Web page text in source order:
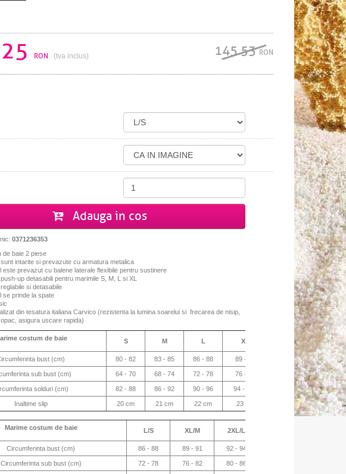
RON (tva inclus) 145.53RON
Adauga in cos
0371236353
de baie 2 piese
intarite si prevazute cu armatura metalica
este prevazut cu balene laterale flexibile pentru sustinere
up detasabili pentru marimile S, M, L si XL
si detasabile
se prinde la spate
din tesatura italiana Carvico (rezistenta la lumina soarelui si frecarea de nisip,
asigura uscare rapida)
costum de baie S M L XL 2XL 3XL
bust (cm) 80 - 82 83 - 85 86 - 88 89 - 91 92 - 94 95 -
sub bust (cm) 64 - 70 68 - 74 72 - 78 76 - 82 80 - 86 84 -
solduri (cm) 82 - 88 86 - 92 90 - 96 94 - 100 98 - 104 102 -
Inaltime slip 20 cm 21 cm 22 cm 23 cm 24 cm 25
Marime costum de baie L/S XL/M 2XL/L
Circumferinta bust (cm) 86 - 88 89 - 91 92 - 94
Circumferinta sub bust (cm) 72 - 78 76 - 82 80 - 86